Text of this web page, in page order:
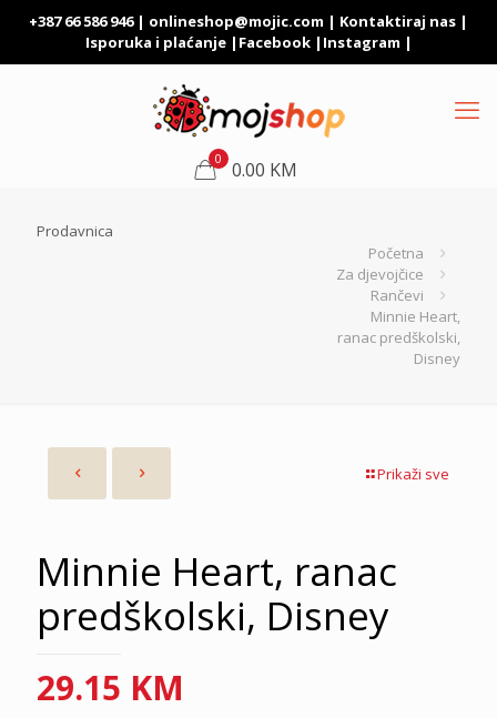
+387 66 586 946 | onlineshop@mojic.com | Kontaktiraj nas |
Isporuka i plaćanje| Facebook| Instagram |
0 0.00 KM
Prodavnica
Početna
Za djevojčice
Rančevi
Minnie Heart,
ranac predškolski,
Disney
Prikaži sve
Minnie Heart, ranac
predškolski, Disney
29.15 KM